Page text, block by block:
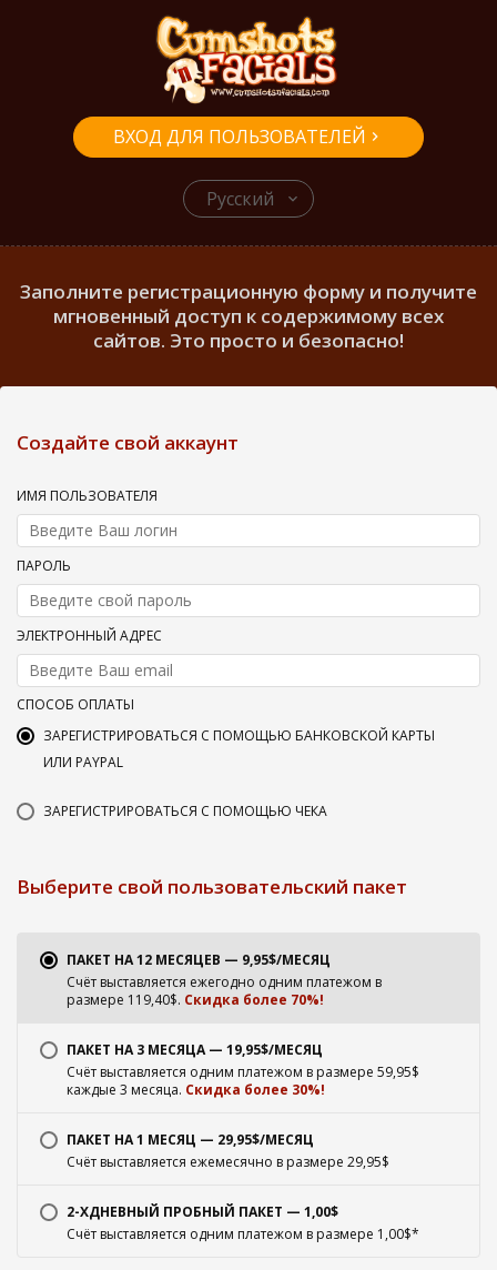
Русский
ВХОД ДЛЯ ПОЛЬЗОВАТЕЛЕЙ
Заполните регистрационную форму и получите
мгновенный доступ к содержимому всех
сайтов. Это просто и безопасно!
Создайте свой аккаунт
ИМЯ ПОЛЬЗОВАТЕЛЯ
ПАРОЛЬ
ЭЛЕКТРОННЫЙ АДРЕС
СПОСОБ ОПЛАТЫ
ЗАРЕГИСТРИРОВАТЬСЯ С ПОМОЩЬЮ БАНКОВСКОЙ КАРТЫ
ИЛИ PAYPAL
ЗАРЕГИСТРИРОВАТЬСЯ С ПОМОЩЬЮ ЧЕКА
Выберите свой пользовательский пакет
ПАКЕТ НА 12 МЕСЯЦЕВ — 9,95$/МЕСЯЦ
Счёт выставляется ежегодно одним платежом в
размере 119,40$. Скидка более 70%!
ПАКЕТ НА 3 МЕСЯЦА — 19,95$/МЕСЯЦ
Счёт выставляется одним платежом в размере 59,95$
каждые 3 месяца. Скидка более 30%!
ПАКЕТ НА 1 МЕСЯЦ — 29,95$/МЕСЯЦ
Счёт выставляется ежемесячно в размере 29,95$
2-ХДНЕВНЫЙ ПРОБНЫЙ ПАКЕТ — 1,00$
Счёт выставляется одним платежом в размере 1,00$*